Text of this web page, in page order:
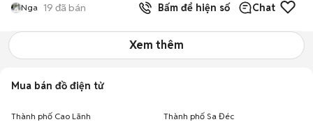
Nga 19 đã bán Bấm để hiện số Chat
Xem thêm
Mua bán đồ điện tử
Thành phố Cao Lãnh Thành phố Sa Đéc